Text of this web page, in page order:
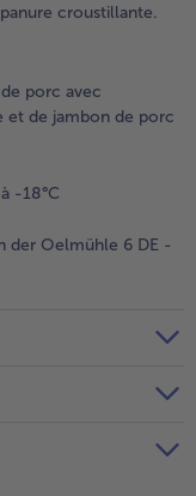
croustillante.
porc avec
et de jambon de porc
-18°C
der Oelmühle 6 DE -